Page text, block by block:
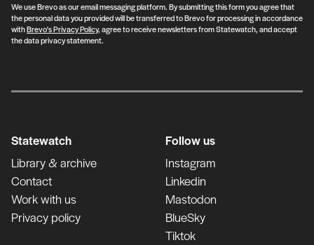
Statewatch
Library & archive
Contact
Work with us
Privacy policy
Follow us
Instagram
Linkedin
Mastodon
BlueSky
Tiktok
We use Brevo as our email messaging platform. By submitting this form you agree that
the personal data you provided will be transferred to Brevo for processing in accordance
withBrevo's Privacy Policy, agree to receive newsletters from Statewatch, and accept
the data privacy statement.